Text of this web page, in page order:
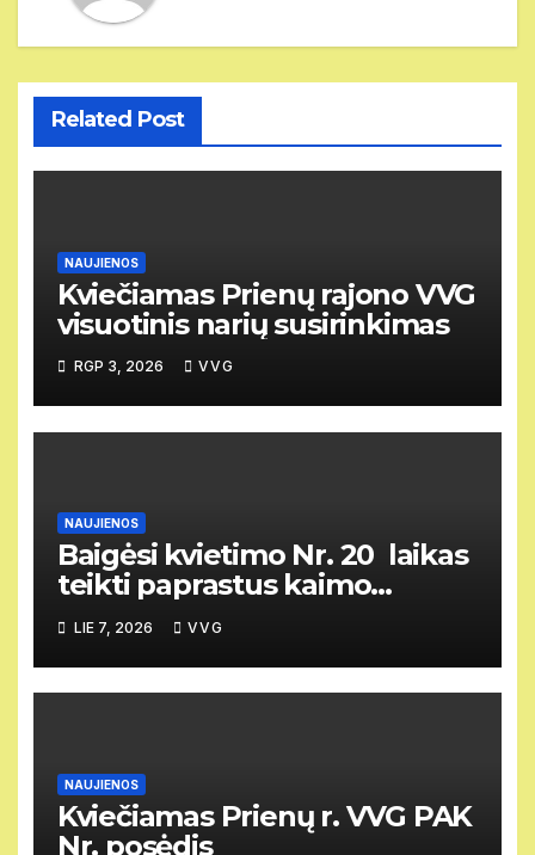
Related Post
NAUJIENOS
Kviečiamas Prienų rajono VVG
visuotinis narių susirinkimas
RGP 3, 2026 VVG
NAUJIENOS
Baigėsi kvietimo Nr. 20 laikas
teikti paprastus kaimo
vietovių vietos projektus
LIE 7, 2026 VVG
NAUJIENOS
Kviečiamas Prienų r. VVG PAK
Nr. posėdis